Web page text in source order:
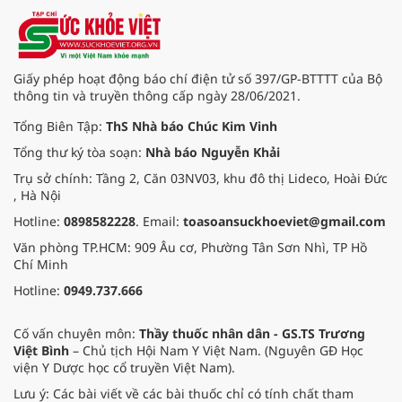
Giấy phép hoạt động báo chí điện tử số 397/GP-BTTTT của Bộ
thông tin và truyền thông cấp ngày 28/06/2021.
Tổng Biên Tập: ThS Nhà báo Chúc Kim Vinh
Tổng thư ký tòa soạn: Nhà báo Nguyễn Khải
Trụ sở chính: Tầng 2, Căn 03NV03, khu đô thị Lideco, Hoài Đức
, Hà Nội
Hotline: 0898582228. Email: toasoansuckhoeviet@gmail.com
Văn phòng TP.HCM: 909 Âu cơ, Phường Tân Sơn Nhì, TP Hồ
Chí Minh
Hotline: 0949.737.666
Cố vấn chuyên môn: Thầy thuốc nhân dân - GS.TS Trương
Việt Bình – Chủ tịch Hội Nam Y Việt Nam. (Nguyên GĐ Học
viện Y Dược học cổ truyền Việt Nam).
Lưu ý: Các bài viết về các bài thuốc chỉ có tính chất tham